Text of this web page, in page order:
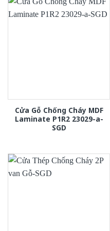
Cửa Gỗ Chống Cháy MDF
Laminate P1R2 23029-a-
SGD